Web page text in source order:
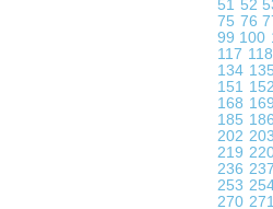
51 52
75 76
99 100
117 118
134 135
151 152
168 169
185 186
202
219
236
253
270